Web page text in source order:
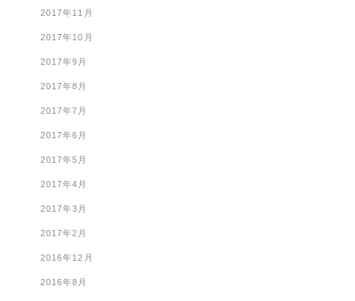
2017年11月
2017年10月
2017年9月
2017年8月
2017年7月
2017年6月
2017年5月
2017年4月
2017年3月
2017年2月
2016年12月
2016年8月